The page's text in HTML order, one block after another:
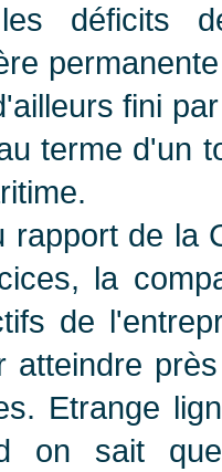
déficits
fini
terme d'un
rapport de la
la
de
atteindre
Etrange
on sait